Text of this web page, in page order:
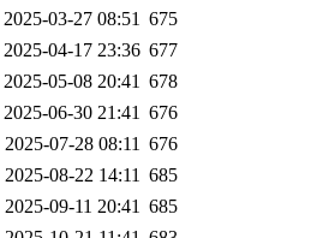
2025-03-27 08:51 675
2025-04-17 23:36 677
2025-05-08 20:41 678
2025-06-30 21:41 676
2025-07-28 08:11 676
2025-08-22 14:11 685
2025-09-11 20:41 685